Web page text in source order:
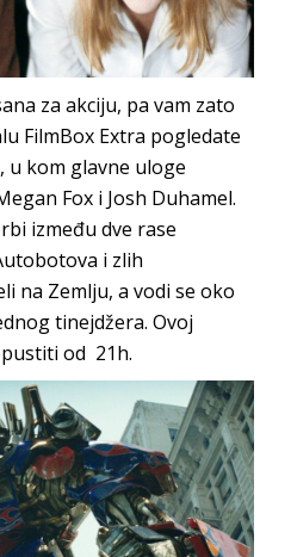
za akciju, pa vam zato
FilmBox Extra pogledate
, u kom glavne uloge
Fox i Josh Duhamel.
između dve rase
i zlih
na Zemlju, a vodi se oko
tinejdžera. Ovoj
od 21h.